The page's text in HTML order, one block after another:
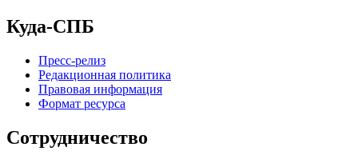
Куда-СПБ
Пресс-релиз
Редакционная политика
Правовая информация
Формат ресурса
Сотрудничество